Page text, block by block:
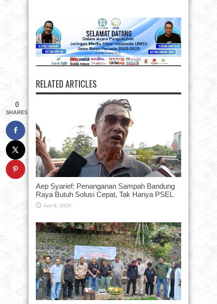
RELATED ARTICLES
Aep Syarief: Penanganan Sampah Bandung
Raya Butuh Solusi Cepat, Tak Hanya PSEL
Juni 9, 2026
0
SHARES